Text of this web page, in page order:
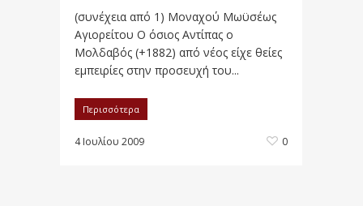
(συνέχεια από 1) Μοναχού Μωϋσέως
Αγιορείτου Ο όσιος Αντίπας ο
Μολδαβός (+1882) από νέος είχε θείες
εμπειρίες στην προσευχή του...
Περισσότερα
4 Ιουλίου 2009 0